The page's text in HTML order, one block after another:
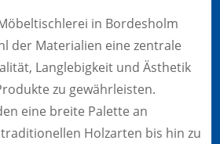
in Bordesholm
der Materialien eine zentrale
Langlebigkeit und Ästhetik
zu gewährleisten.
eine breite Palette an
Holzarten bis hin zu